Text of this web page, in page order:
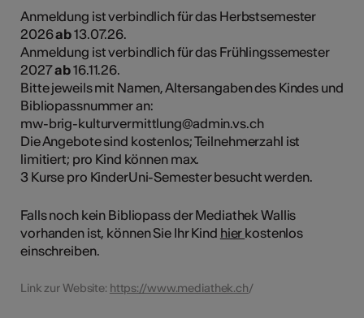
Anmeldung ist verbindlich für das Herbstsemester
2026ab13.07.26.
Anmeldung ist verbindlich für das Frühlingssemester
2027ab16.11.26.
Bitte jeweils mit Namen, Altersangaben des Kindes und
Bibliopassnummer an:
mw-brig-kulturvermittlung@admin.vs.ch
Die Angebote sind kostenlos; Teilnehmerzahl ist
limitiert; pro Kind können max.
3 Kurse pro KinderUni-Semester besucht werden.
Falls noch kein Bibliopass der Mediathek Wallis
vorhanden ist, können Sie Ihr Kind hier kostenlos
einschreiben.
Link zur Website: https://www.mediathek.ch/